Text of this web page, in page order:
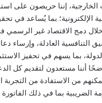
الخارجية، إننا حريصون على
الإلكترونية؛ بما يُساعد في
دمج الاقتصاد غير الرسمي
التنافسية العادلة، وإرساء
بما يسهم في تحفيز
أننا مستعدون لتقديم كل
من الاستفادة من
الضريبية بما في ذلك الفاتورة